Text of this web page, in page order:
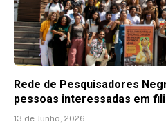
Rede de Pesquisadores
pessoas interessadas em
13 de Junho, 2026